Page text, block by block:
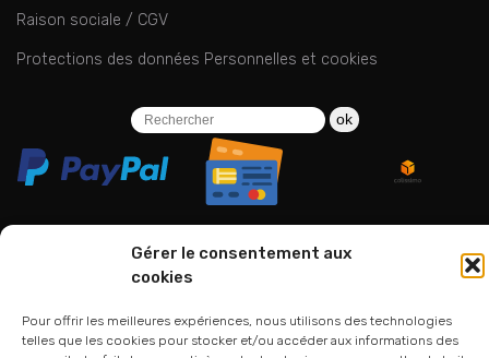
Gérer le consentement aux
cookies
Pour offrir les meilleures expériences, nous utilisons des technologies
telles que les cookies pour stocker et/ou accéder aux informations des
Raison sociale / CGV
Protections des données Personnelles et cookies
ok
01 75 33 00 85